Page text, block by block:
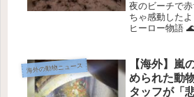
夜のビーチで
ちゃ感動した
ヒーロー物語
き物だよね！
立して生きる
海外の動物ニュース
【海外】嵐
められた動
タッフが「